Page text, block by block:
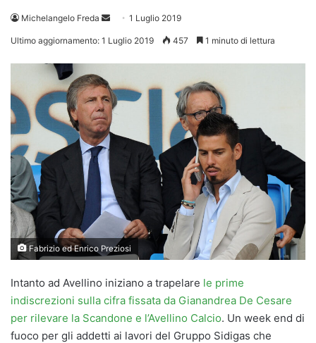
Michelangelo Freda
Invia 1 Luglio 2019
Ultimo aggiornamento: 1 Luglio 2019 457 1 minuto di lettura
Fabrizio ed Enrico Preziosi
Intanto ad Avellino iniziano a trapelare le prime
indiscrezioni sulla cifra fissata da Gianandrea De Cesare
per rilevare la Scandone e l’Avellino Calcio. Un week end di
fuoco per gli addetti ai lavori del Gruppo Sidigas che